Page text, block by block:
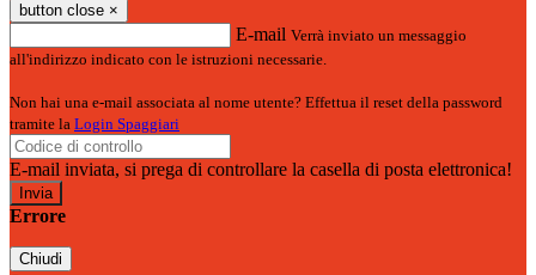
button close ×
E-mail Verrà inviato un messaggio
all'indirizzo indicato con le istruzioni necessarie.
Non hai una e-mail associata al nome utente? Effettua il reset della password
tramite la Login Spaggiari
E-mail inviata, si prega di controllare la casella di posta elettronica!
Errore
Chiudi